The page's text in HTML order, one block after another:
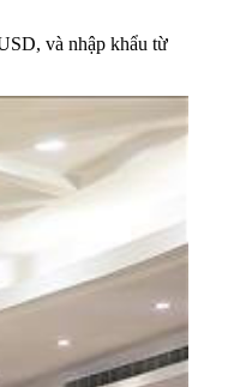
và nhập khẩu từ